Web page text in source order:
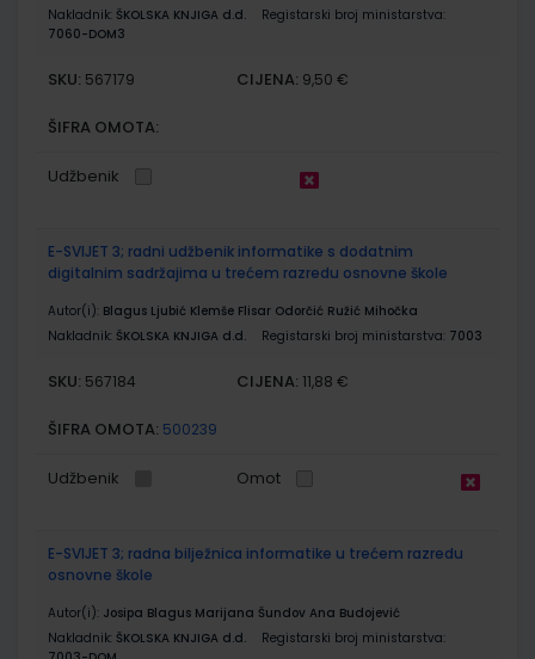
Nakladnik: ŠKOLSKA KNJIGA d.d.
Registarski broj ministarstva:
7060-DOM3
SKU: 567179 CIJENA: 9,50 €
ŠIFRA OMOTA:
Udžbenik
E-SVIJET 3; radni udžbenik informatike s dodatnim
digitalnim sadržajima u trećem razredu osnovne škole
Autor(i): Blagus Ljubić Klemše Flisar Odorčić Ružić Mihočka
Nakladnik: ŠKOLSKA KNJIGA d.d. Registarski broj ministarstva: 7003
SKU: 567184 CIJENA: 11,88 €
ŠIFRA OMOTA: 500239
Udžbenik Omot
E-SVIJET 3; radna bilježnica informatike u trećem razredu
osnovne škole
Autor(i): Josipa Blagus Marijana Šundov Ana Budojević
Nakladnik: ŠKOLSKA KNJIGA d.d.
Registarski broj ministarstva: